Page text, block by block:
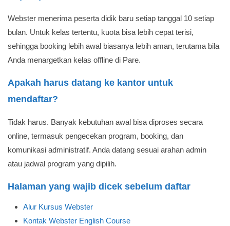
Webster menerima peserta didik baru setiap tanggal 10 setiap
bulan. Untuk kelas tertentu, kuota bisa lebih cepat terisi,
sehingga booking lebih awal biasanya lebih aman, terutama bila
Anda menargetkan kelas offline di Pare.
Apakah harus datang ke kantor untuk
mendaftar?
Tidak harus. Banyak kebutuhan awal bisa diproses secara
online, termasuk pengecekan program, booking, dan
komunikasi administratif. Anda datang sesuai arahan admin
atau jadwal program yang dipilih.
Halaman yang wajib dicek sebelum daftar
Alur Kursus Webster
Kontak Webster English Course